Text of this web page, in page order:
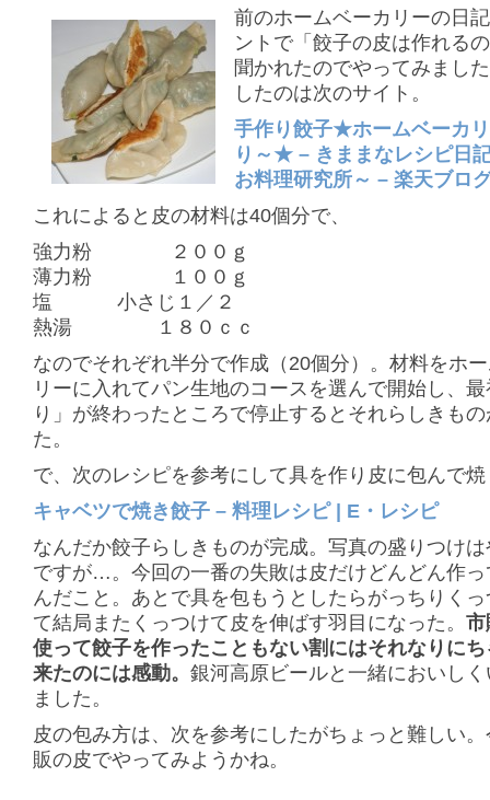
前のホームベーカリーの日
ントで「餃子の皮は作れる
聞かれたのでやってみまし
したのは次のサイト。
手作り餃子★ホームベーカ
り～★ – きままなレシピ日
お料理研究所～ – 楽天ブロ
これによると皮の材料は40個分で、
強力粉 ２００ｇ
薄力粉 １００ｇ
塩 小さじ１／２
熱湯 １８０ｃｃ
なのでそれぞれ半分で作成（20個分）。材料をホ
リーに入れてパン生地のコースを選んで開始し、
り」が終わったところで停止するとそれらしきも
た。
で、次のレシピを参考にして具を作り皮に包んで焼
キャベツで焼き餃子 – 料理レシピ | E・レシピ
なんだか餃子らしきものが完成。写真の盛りつけ
ですが…。今回の一番の失敗は皮だけどんどん作っ
んだこと。あとで具を包もうとしたらがっちりく
て結局またくっつけて皮を伸ばす羽目になった。 市
使って餃子を作ったこともない割にはそれなりに
来たのには感動。 銀河高原ビールと一緒においし
ました。
皮の包み方は、次を参考にしたがちょっと難しい
販の皮でやってみようかね。